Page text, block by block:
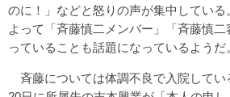
のに！」などと怒りの声が集中している
よって「斉藤慎二メンバー」「斉藤慎
っていることも話題になっているようだ
斉藤については体調不良で入院してい